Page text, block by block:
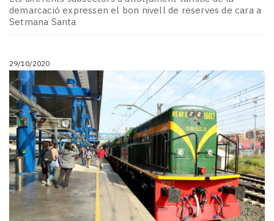
demarcació expressen el bon nivell de reserves de cara a
Setmana Santa
29/10/2020